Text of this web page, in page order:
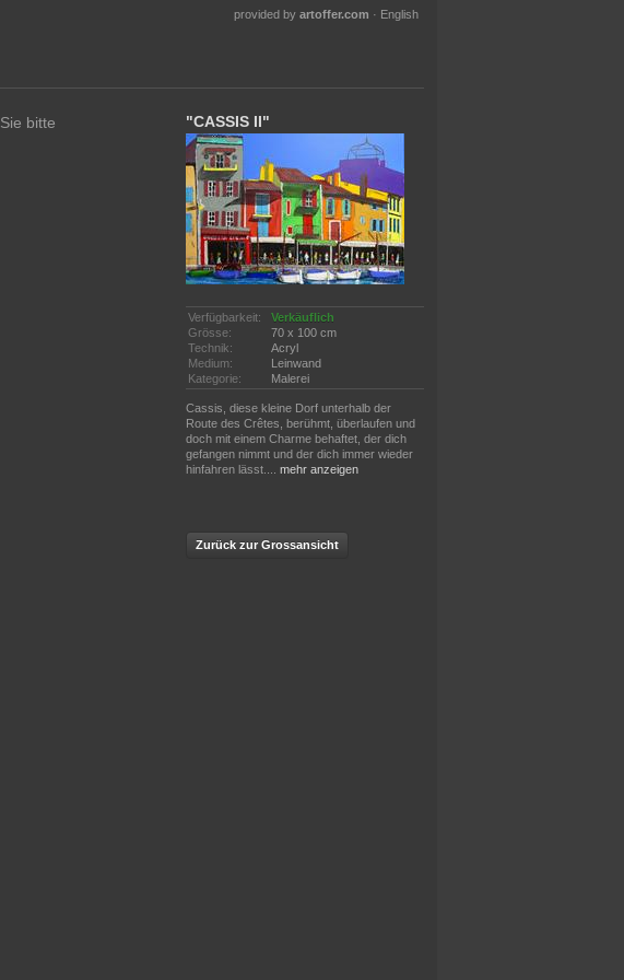
provided by artoffer.com · English
bitte
"CASSIS II"
Verfügbarkeit:
Verkäuflich
Grösse:
70 x 100 cm
Technik:
Acryl
Medium:
Leinwand
Kategorie:
Malerei
Cassis, diese kleine Dorf unterhalb der
Route des Crêtes, berühmt, überlaufen und
doch mit einem Charme behaftet, der dich
gefangen nimmt und der dich immer wieder
hinfahren lässt.
mehr anzeigen
Zurück zur Grossansicht